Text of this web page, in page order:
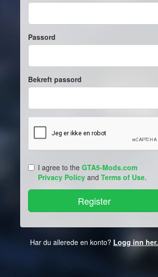
Passord
Bekreft passord
I agree to the GTA5-Mods.com
Privacy Policy and Terms of Use.
Har du allerede en konto? Logg inn her.